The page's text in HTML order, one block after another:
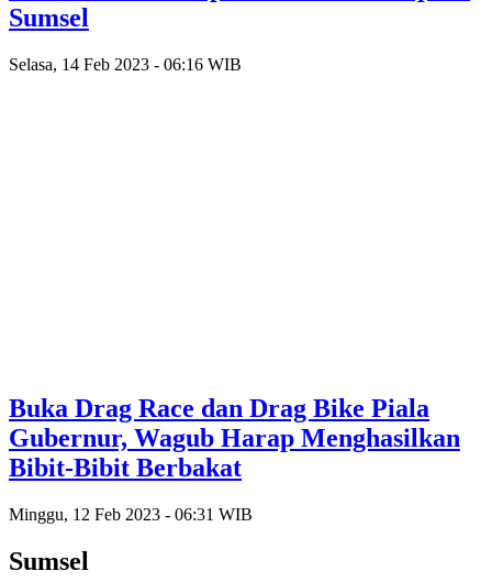
Sumsel
Selasa, 14 Feb 2023 - 06:16 WIB
Buka Drag Race dan Drag Bike Piala
Gubernur, Wagub Harap Menghasilkan
Bibit-Bibit Berbakat
Minggu, 12 Feb 2023 - 06:31 WIB
Sumsel